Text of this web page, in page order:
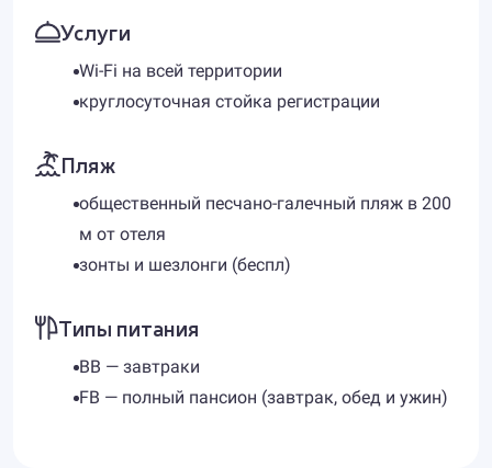
Услуги
Wi-Fi на всей территории
круглосуточная стойка регистрации
Пляж
общественный песчано-галечный пляж в 200
м от отеля
зонты и шезлонги (беспл)
Типы питания
BB — завтраки
FB — полный пансион (завтрак, обед и ужин)